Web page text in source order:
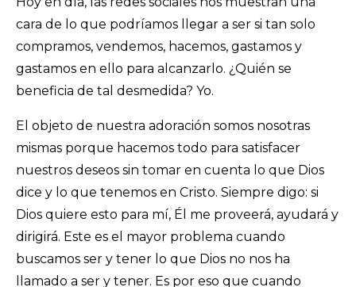
cara de lo que podríamos llegar a ser si tan solo
compramos, vendemos, hacemos, gastamos y
gastamos en ello para alcanzarlo. ¿Quién se
beneficia de tal desmedida? Yo.
El objeto de nuestra adoración somos nosotras
mismas porque hacemos todo para satisfacer
nuestros deseos sin tomar en cuenta lo que Dios
dice y lo que tenemos en Cristo. Siempre digo: si
Dios quiere esto para mí, Él me proveerá, ayudará y
dirigirá. Este es el mayor problema cuando
buscamos ser y tener lo que Dios no nos ha
llamado a ser y tener. Es por eso que cuando